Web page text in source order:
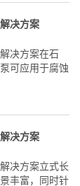
决方案
决方案在石
可应用于腐蚀
、废水处理、
场景，以下是
决方案
决方案立式长
丰富，同时针